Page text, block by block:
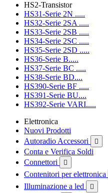
HS2-Transistor
HS31-Serie 2N .....
HS32-Serie 2SA .....
HS33-Serie 2SB .....
HS34-Serie 2SC .....
HS35-Serie 2SD .....
HS36-Serie B.....
HS37-Serie BC .....
HS38-Serie BD....
HS390-Serie BF .....
HS391-Serie BU....
HS392-Serie VARI.....
Elettronica
Nuovi Prodotti
Autoradio Accessori

Conta e Verifica Soldi
Connettori

Contenitori per elettronica
Illuminazione a led 